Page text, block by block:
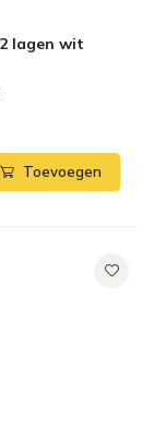
lagen wit
Toevoegen